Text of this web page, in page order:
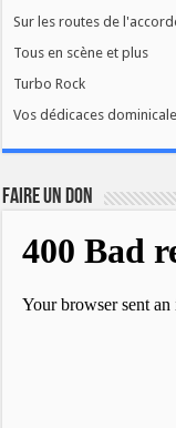
Sur les routes de
Tous en scène et plus
Turbo Rock
Vos dédicaces
FAIRE UN DON